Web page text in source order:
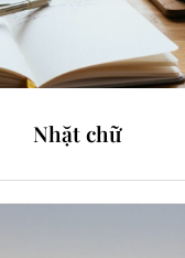
Nhặt chữ